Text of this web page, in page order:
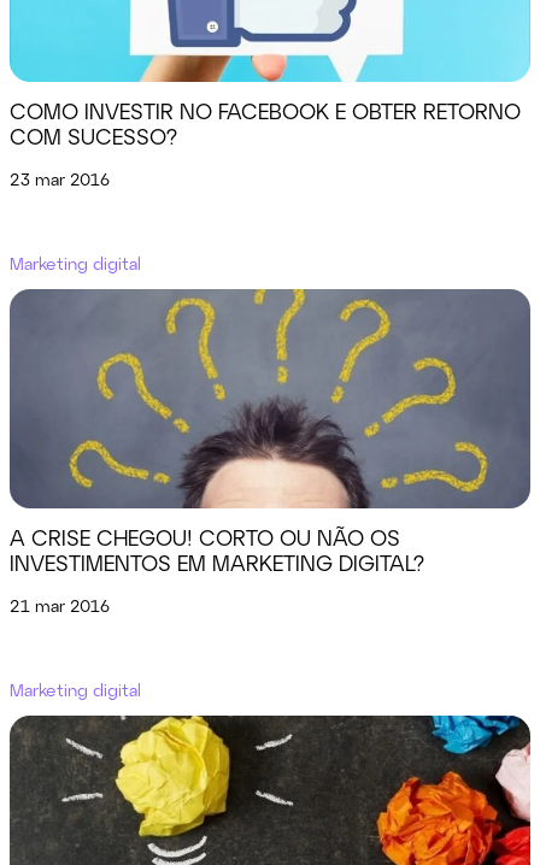
COMO INVESTIR NO FACEBOOK E OBTER RETORNO
COM SUCESSO?
23 mar 2016
Marketing digital
A CRISE CHEGOU! CORTO OU NÃO OS
INVESTIMENTOS EM MARKETING DIGITAL?
21 mar 2016
Marketing digital